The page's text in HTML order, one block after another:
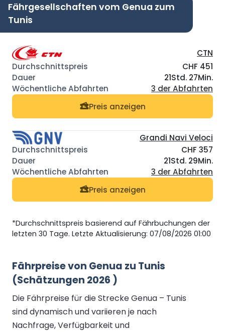
Fährgesellschaften vom Genua zum
Tunis
CTN
CHF 451
21Std. 27Min.
3 der Abfahrten
Preis anzeigen
Grandi Navi Veloci
CHF 357
21Std. 29Min.
3 der Abfahrten
Preis anzeigen
*Durchschnittspreis basierend auf Fährbuchungen der
letzten 30 Tage. Letzte Aktualisierung: 07/08/2026 01:00
Fährpreise von Genua zu Tunis
(Schätzungen 2026 )
Die Fährpreise für die Strecke Genua – Tunis
sind dynamisch und variieren je nach
Nachfrage, Verfügbarkeit und